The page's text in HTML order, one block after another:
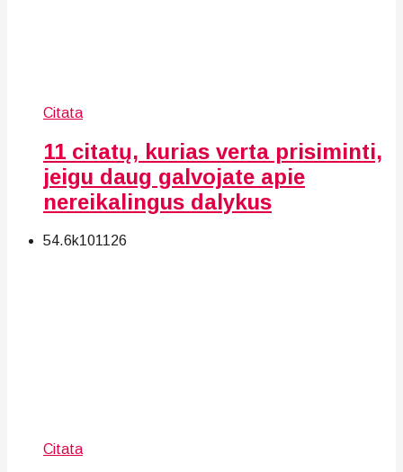
Citata
11 citatų, kurias verta prisiminti,
jeigu daug galvojate apie
nereikalingus dalykus
54.6k101 126
Citata